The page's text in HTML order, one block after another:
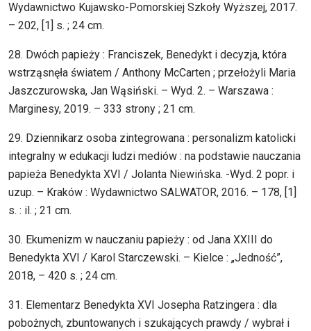
Wydawnictwo Kujawsko-Pomorskiej Szkoły Wyższej, 2017.
– 202, [1] s. ; 24 cm.
28. Dwóch papieży : Franciszek, Benedykt i decyzja, która
wstrząsnęła światem / Anthony McCarten ; przełożyli Maria
Jaszczurowska, Jan Wąsiński. – Wyd. 2. – Warszawa :
Marginesy, 2019. – 333 strony ; 21 cm.
29. Dziennikarz osoba zintegrowana : personalizm katolicki
integralny w edukacji ludzi mediów : na podstawie nauczania
papieża Benedykta XVI / Jolanta Niewińska. -Wyd. 2 popr. i
uzup. – Kraków : Wydawnictwo SALWATOR, 2016. – 178, [1]
s. : il. ; 21 cm.
30. Ekumenizm w nauczaniu papieży : od Jana XXIII do
Benedykta XVI / Karol Starczewski. – Kielce : „Jedność”,
2018, – 420 s. ; 24 cm.
31. Elementarz Benedykta XVI Josepha Ratzingera : dla
pobożnych, zbuntowanych i szukających prawdy / wybrał i